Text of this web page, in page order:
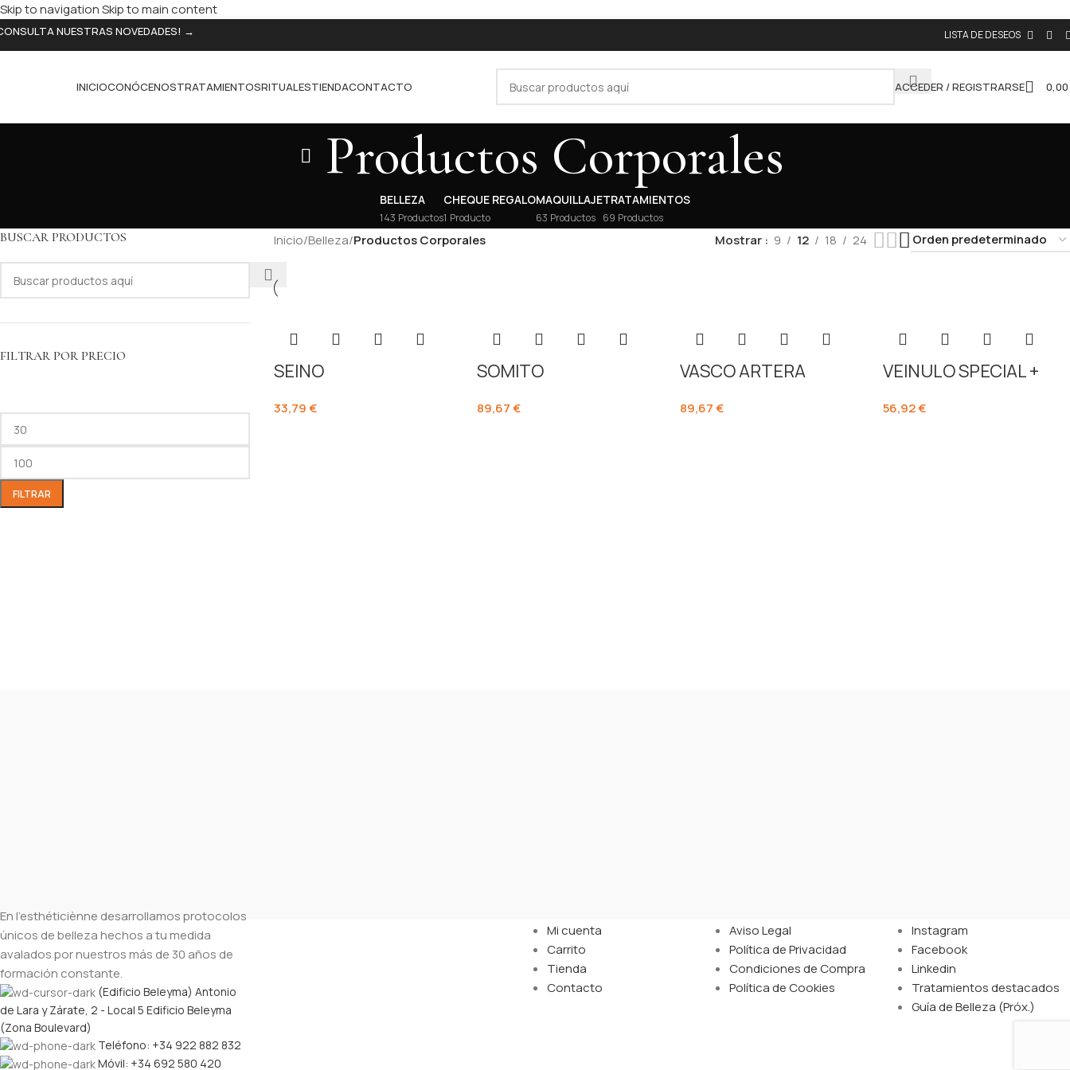
Skip to navigationSkip to main content
NUESTRAS NOVEDADES! → LISTA DE DESEOS
INICIOCONÓCENOSTRATAMIENTOSRITUALESTIENDACONTACTO ACCEDER / REGISTRARSE 0,00
Productos Corporales
BELLEZA
143 Productos
CHEQUE REGALO
1 Producto
MAQUILLAJE
63 Productos
TRATAMIENTOS
69 Productos
BUSCAR PRODUCTOS
FILTRAR POR PRECIO
FILTRAR
Inicio/Belleza/Productos Corporales Mostrar 9 12 18 24
SEINO
33,79€
SOMITO
89,67€
VASCO ARTERA
89,67€
VEINULO SPECIAL +
56,92€
En l’esthéticiènne desarrollamos protocolos
únicos de belleza hechos a tu medida
avalados por nuestros más de 30 años de
formación constante.
(Edificio Beleyma) Antonio
de Lara y Zárate, 2 - Local 5 Edificio Beleyma
(Zona Boulevard)
Teléfono: +34 922 882 832
Móvil: +34 692 580 420
Mi cuenta
Carrito
Tienda
Contacto
Aviso Legal
Política de Privacidad
Condiciones de Compra
Política de Cookies
Instagram
Facebook
Linkedin
Tratamientos destacados
Guía de Belleza (Próx.)